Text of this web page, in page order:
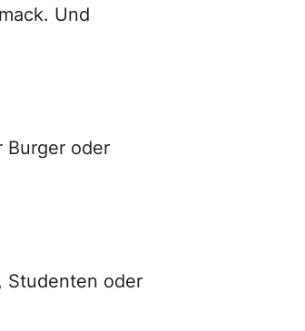
Und
Burger oder
Studenten oder